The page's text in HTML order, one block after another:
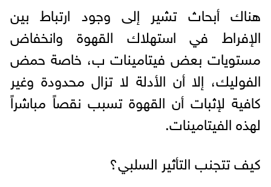
هناك أبحاث تشير إلى وجود ارتباط بين
الإفراط في استهلاك القهوة وانخفاض
مستويات بعض فيتامينات ب، خاصة حمض
الفوليك، إلا أن الأدلة لا تزال محدودة وغير
كافية لإثبات أن القهوة تسبب نقصاً مباشراً
لهذه الفيتامينات.
كيف تتجنب التأثير السلبي؟